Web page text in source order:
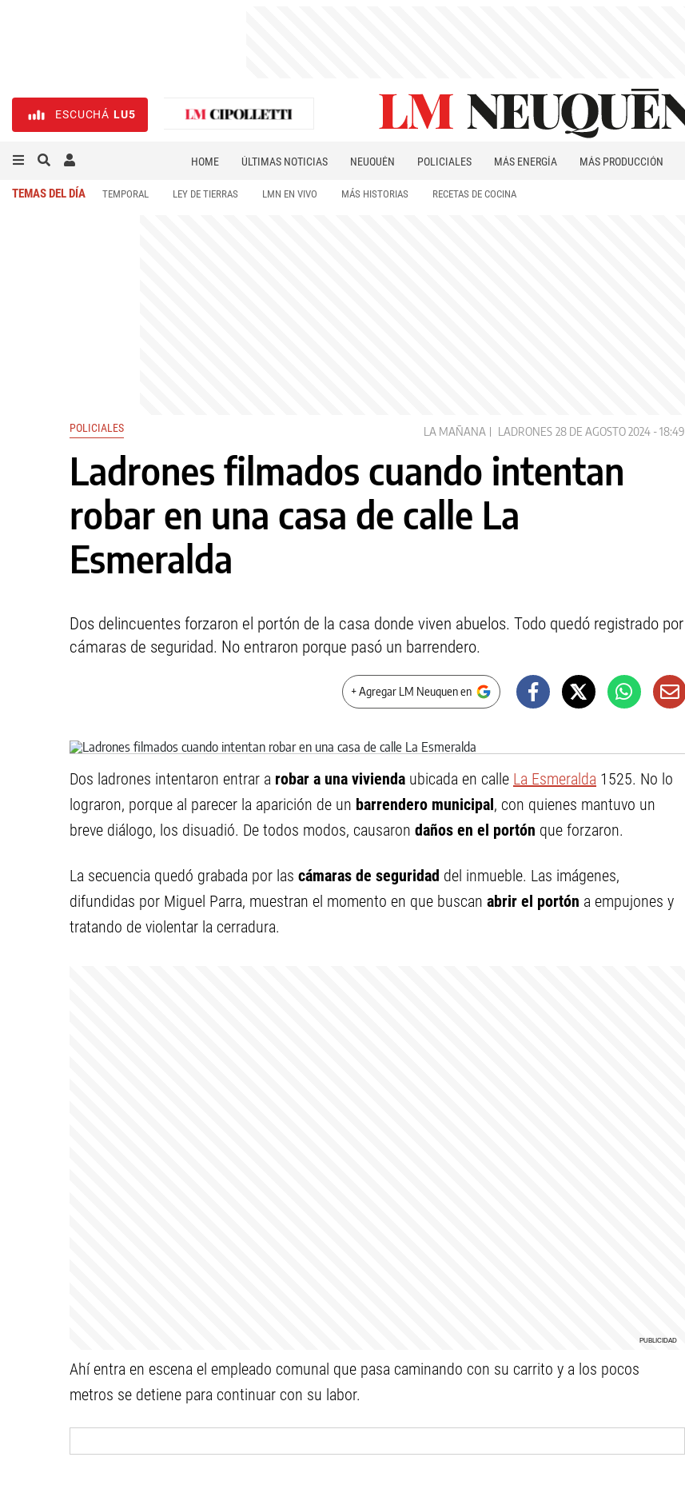
ESCUCHÁ LU5
HOME ÚLTIMAS NOTICIAS NEUQUÉN POLICIALES MÁS ENERGÍA MÁS PRODUCCIÓN
TEMAS DEL DÍA TEMPORAL LEY DE TIERRAS LMN EN VIVO MÁS HISTORIAS RECETAS DE COCINA
POLICIALES LA MAÑANA LADRONES 28 DE AGOSTO 2024 - 18:49
Ladrones filmados cuando intentan
robar en una casa de calle La
Esmeralda
Dos delincuentes forzaron el portón de la casa donde viven abuelos. Todo quedó registrado por
cámaras de seguridad. No entraron porque pasó un barrendero.
+ Agregar LM Neuquen en
Dos ladrones intentaron entrar a robar a una vivienda ubicada en calle La Esmeralda 1525. No lo
lograron, porque al parecer la aparición de un barrendero municipal, con quienes mantuvo un
breve diálogo, los disuadió. De todos modos, causaron daños en el portón que forzaron.
La secuencia quedó grabada por las cámaras de seguridad del inmueble. Las imágenes,
difundidas por Miguel Parra, muestran el momento en que buscan abrir el portón a empujones y
tratando de violentar la cerradura.
Ahí entra en escena el empleado comunal que pasa caminando con su carrito y a los pocos
metros se detiene para continuar con su labor.